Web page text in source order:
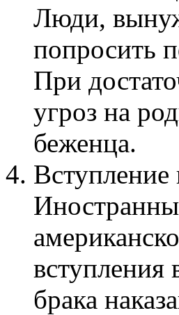
Люди,
попросить
При
угроз на
беженца.
вступления
брака